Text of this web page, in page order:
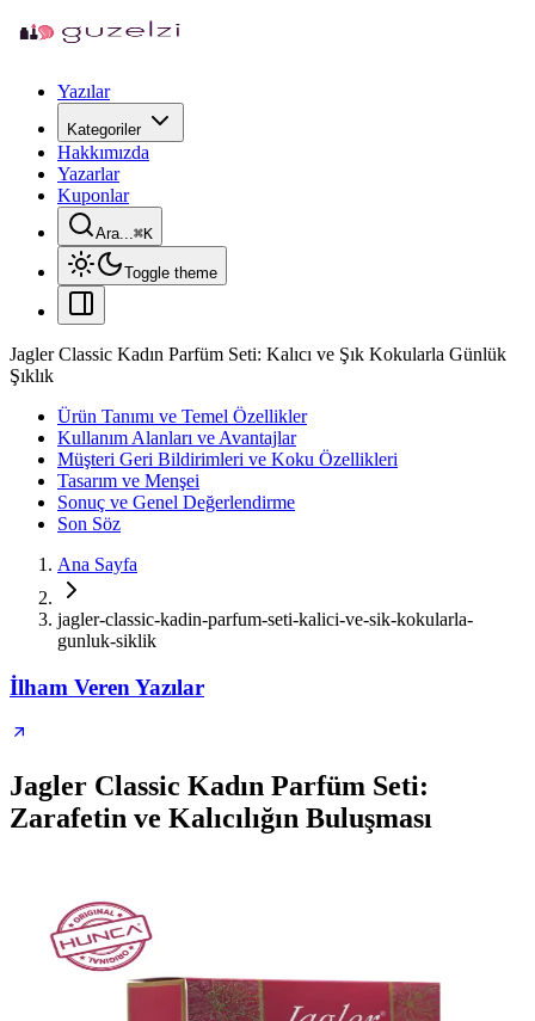
Yazılar
Kategoriler
Hakkımızda
Yazarlar
Kuponlar
Ara...⌘K
Toggle theme
Jagler Classic Kadın Parfüm Seti: Kalıcı ve Şık Kokularla Günlük
Şıklık
Ürün Tanımı ve Temel Özellikler
Kullanım Alanları ve Avantajlar
Müşteri Geri Bildirimleri ve Koku Özellikleri
Tasarım ve Menşei
Sonuç ve Genel Değerlendirme
Son Söz
Ana Sayfa
jagler-classic-kadin-parfum-seti-kalici-ve-sik-kokularla-
gunluk-siklik
İlham Veren Yazılar
Jagler Classic Kadın Parfüm Seti:
Zarafetin ve Kalıcılığın Buluşması